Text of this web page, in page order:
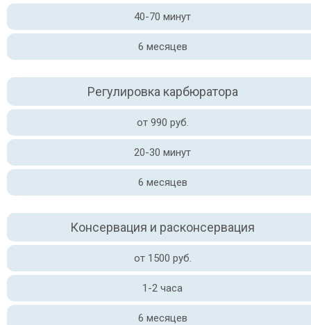
40-70 минут
6 месяцев
Регулировка карбюратора
от 990 руб.
20-30 минут
6 месяцев
Консервация и расконсервация
от 1500 руб.
1-2 часа
6 месяцев